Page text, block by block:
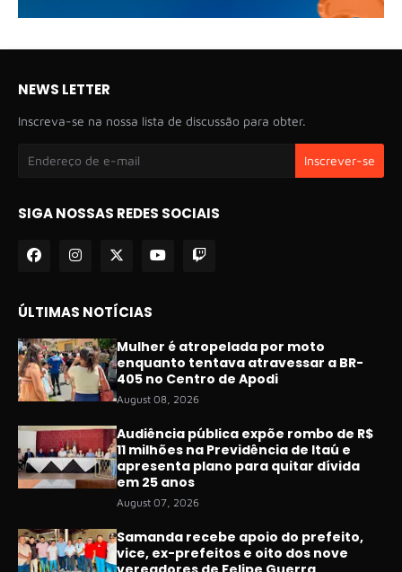
NEWS LETTER
Inscreva-se na nossa lista de discussão para obter.
SIGA NOSSAS REDES SOCIAIS
ÚLTIMAS NOTÍCIAS
Mulher é atropelada por moto
enquanto tentava atravessar a BR-
405 no Centro de Apodi
August 08, 2026
Audiência pública expõe rombo de R$
11 milhões na Previdência de Itaú e
apresenta plano para quitar dívida
em 25 anos
August 07, 2026
Samanda recebe apoio do prefeito,
vice, ex-prefeitos e oito dos nove